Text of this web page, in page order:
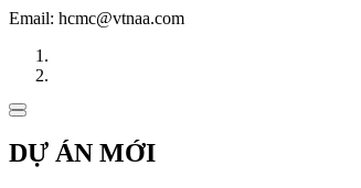
Email: hcmc@vtnaa.com
DỰ ÁN MỚI